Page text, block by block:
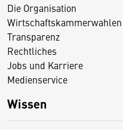
Die Organisation
Wirtschaftskammerwahlen
Transparenz
Rechtliches
Jobs und Karriere
Medienservice
Wissen